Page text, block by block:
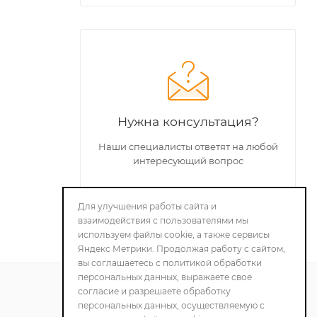
Нужна консультация?
Наши специалисты ответят на любой
интересующий вопрос
ЗАДАТЬ ВОПРОС
Для улучшения работы сайта и
взаимодействия с пользователями мы
используем файлы cookie, а также сервисы
Яндекс Метрики. Продолжая работу с сайтом,
вы соглашаетесь с политикой обработки
персональных данных, выражаете свое
согласие и разрешаете обработку
персональных данных, осуществляемую с